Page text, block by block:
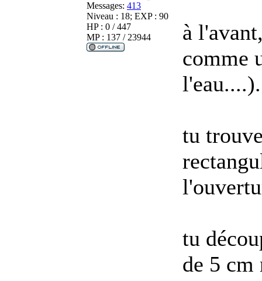
Messages: 413
Niveau : 18; EXP : 90
HP : 0 / 447
MP : 137 / 23944
à
comme
l'eau....).
tu
tu
de 5 cm